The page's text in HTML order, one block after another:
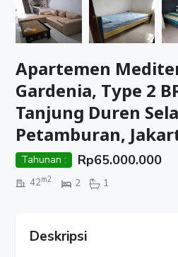
Apartemen
Gardenia, Type 2
Tanjung Duren
Petamburan,
Tahunan : Rp65.000.000
42m2 2 1
Deskripsi